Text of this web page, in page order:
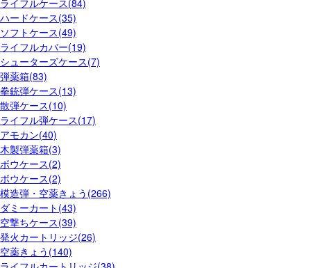
ハードケース(35)
ソフトケース(49)
ライフルカバー(19)
シューターズケース(7)
弾薬箱(83)
拳銃弾ケース(13)
散弾ケース(10)
ライフル弾ケース(17)
アモカン(40)
木製弾薬箱(3)
ボウケース(2)
ボウケース(2)
模造弾・空薬きょう(266)
ダミーカート(43)
空撃ちケース(39)
発火カートリッジ(26)
空薬きょう(140)